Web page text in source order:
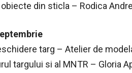
din sticla – Rodica
targ – Atelier de
targului si al MNTR – Gloria